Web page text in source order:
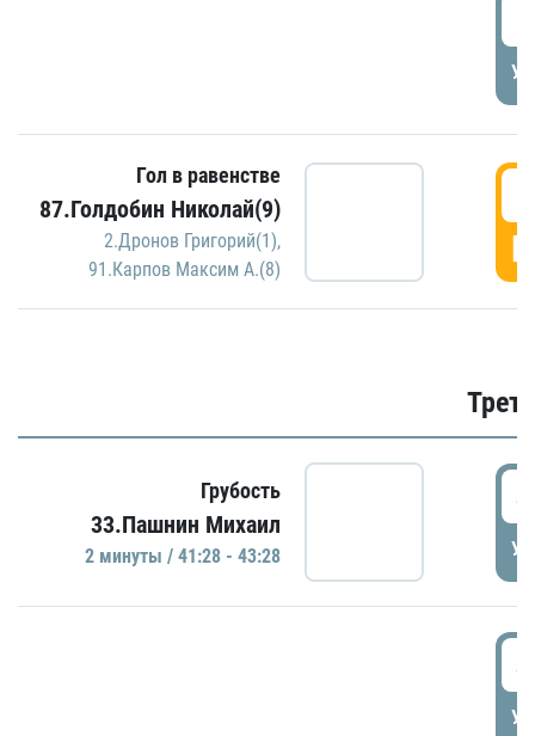
Гол в равенстве
87.Голдобин Николай(9)
2.Дронов Григорий(1),
91.Карпов Максим А.(8)
Грубость
33.Пашнин Михаил
2 минуты / 41:28 - 43:28